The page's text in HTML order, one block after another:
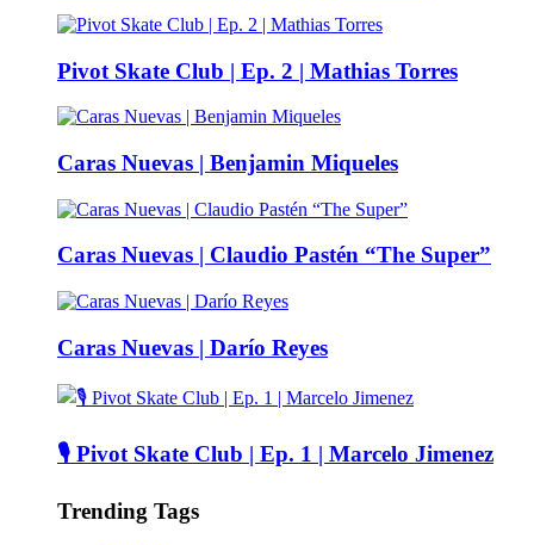
Pivot Skate Club | Ep. 2 | Mathias Torres
Caras Nuevas | Benjamin Miqueles
Caras Nuevas | Claudio Pastén “The Super”
Caras Nuevas | Darío Reyes
🎙️ Pivot Skate Club | Ep. 1 | Marcelo Jimenez
Trending Tags